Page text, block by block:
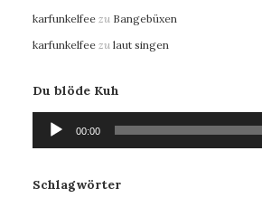
karfunkelfee zu Bangebüxen
karfunkelfee zu laut singen
Du blöde Kuh
Audio-
Player
00:00
Schlagwörter